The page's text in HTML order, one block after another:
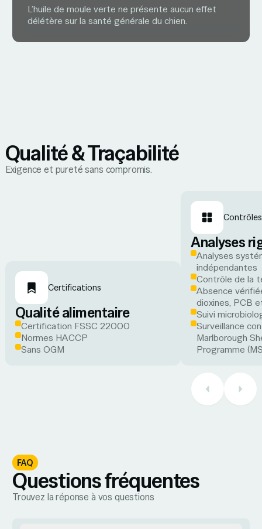
L’huile de moule verte ne présente aucun effet
délétère sur la santé générale du chien.
Qualité & Traçabilité
Exigence et pureté sans compromis.
Certifications
Qualité alimentaire
Certification FSSC 22000
Normes HACCP
Sans OGM
Contrôles
Analyses
Analyses
indépendantes
Contrôle de la
Absence
dioxines, PCB
Suivi
Surveillance
Marlborough
Programme
FAQ
Questions fréquentes
Trouvez la réponse à vos questions